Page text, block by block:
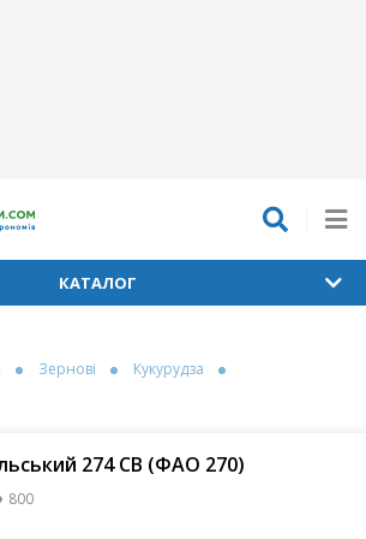
КАТАЛОГ
Зернові
Кукурудза
274 СВ (ФАО 270)
800